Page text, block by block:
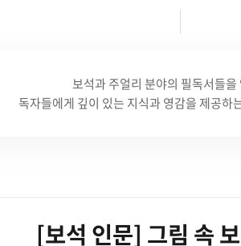
보석과 주얼리 분야의 필독서들을
독자들에게 깊이 있는 지식과 영감을 제공하
[보석 인문] 그림 속